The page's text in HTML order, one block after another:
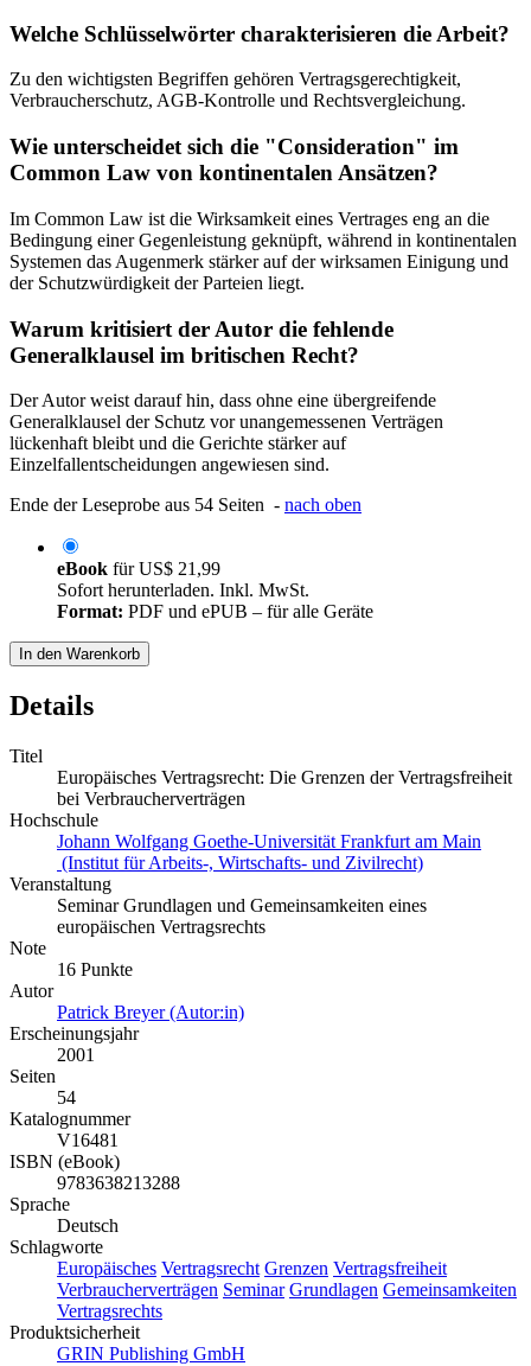
Welche Schlüsselwörter charakterisieren die Arbeit?
Zu den wichtigsten Begriffen gehören Vertragsgerechtigkeit,
Verbraucherschutz, AGB-Kontrolle und Rechtsvergleichung.
Wie unterscheidet sich die "Consideration" im
Common Law von kontinentalen Ansätzen?
Im Common Law ist die Wirksamkeit eines Vertrages eng an die
Bedingung einer Gegenleistung geknüpft, während in kontinentalen
Systemen das Augenmerk stärker auf der wirksamen Einigung und
der Schutzwürdigkeit der Parteien liegt.
Warum kritisiert der Autor die fehlende
Generalklausel im britischen Recht?
Der Autor weist darauf hin, dass ohne eine übergreifende
Generalklausel der Schutz vor unangemessenen Verträgen
lückenhaft bleibt und die Gerichte stärker auf
Einzelfallentscheidungen angewiesen sind.
Ende der Leseprobe aus 54 Seiten - nach oben
eBook fürUS$ 21,99
Sofort herunterladen. Inkl. MwSt.
Format: PDF und ePUB – für alle Geräte
In den Warenkorb
Details
Titel
Europäisches Vertragsrecht: Die Grenzen der Vertragsfreiheit
bei Verbraucherverträgen
Hochschule
Johann Wolfgang Goethe-Universität Frankfurt am Main
(Institut für Arbeits-, Wirtschafts- und Zivilrecht)
Veranstaltung
Seminar Grundlagen und Gemeinsamkeiten eines
europäischen Vertragsrechts
Note
16 Punkte
Autor
Patrick Breyer (Autor:in)
Erscheinungsjahr
2001
Seiten
54
Katalognummer
V16481
ISBN (eBook)
9783638213288
Sprache
Deutsch
Schlagworte
Europäisches Vertragsrecht Grenzen Vertragsfreiheit
Verbraucherverträgen Seminar Grundlagen Gemeinsamkeiten
Vertragsrechts
Produktsicherheit
GRIN Publishing GmbH